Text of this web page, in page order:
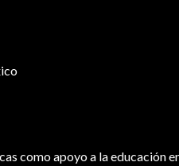
como apoyo a la educación